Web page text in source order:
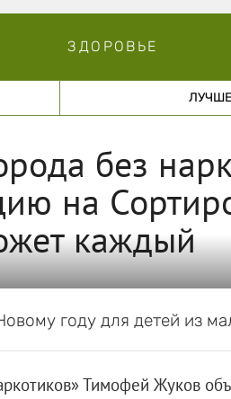
ЗДОРОВЬЕ
без
на
каждый
году для детей из
Тимофей Жуков